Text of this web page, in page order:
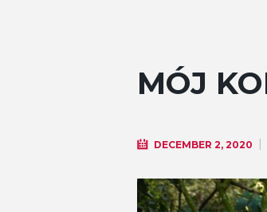
MÓJ
DECEMBER 2, 2020